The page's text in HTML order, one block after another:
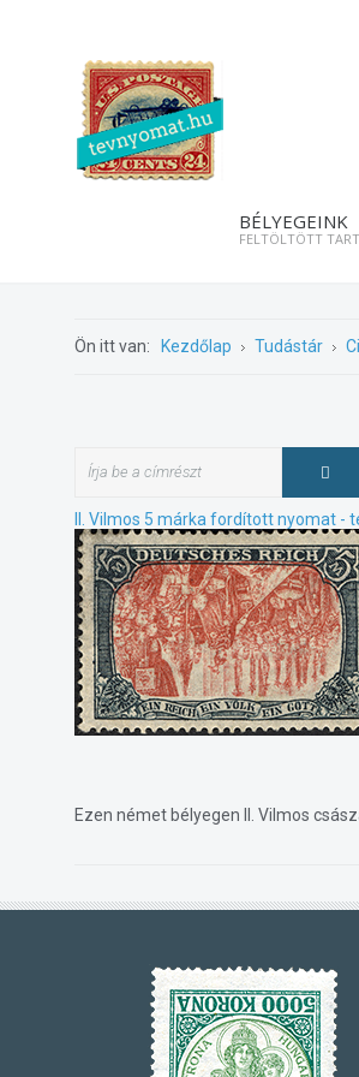
BÉLYEGEINK
FELTÖLTÖTT
Ön itt van: Kezdőlap Tudástár
II. Vilmos 5 márka fordított nyomat -
Ezen német bélyegen II. Vilmos